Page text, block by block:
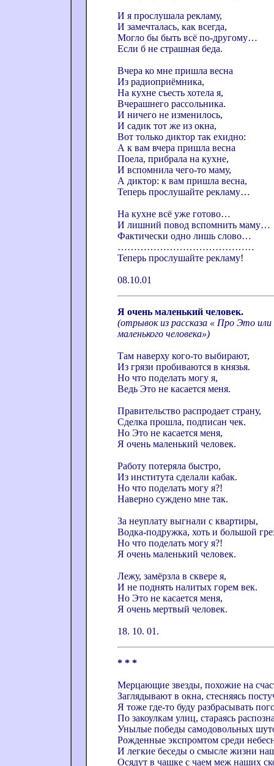
И я прослушала рекламу,
И замечталась, как всегда,
Могло бы быть всё по-другому…
Если б не страшная беда.
Вчера ко мне пришла весна
Из радиоприёмника,
На кухне съесть хотела я,
Вчерашнего рассольника.
И ничего не изменилось,
И садик тот же из окна,
Вот только диктор так ехидно:
А к вам вчера пришла весна
Поела, прибрала на кухне,
И вспомнила чего-то маму,
А диктор: к вам пришла весна,
Теперь прослушайте рекламу…
На кухне всё уже готово…
И лишний повод вспомнить маму…
Фактически одно лишь слово…
……………………………………
Теперь прослушайте рекламу!
08.10.01
Я очень маленький человек.
(отрывок из рассказа « Про Это
маленького человека»)
Там наверху кого-то выбирают,
Из грязи пробиваются в князья.
Но что поделать могу я,
Ведь Это не касается меня.
Правительство распродает страну,
Сделка прошла, подписан чек.
Но Это не касается меня,
Я очень маленький человек.
Работу потеряла быстро,
Из института сделали кабак.
Но что поделать могу я?!
Наверно суждено мне так.
За неуплату выгнали с квартиры,
Водка-подружка, хоть и большой
Но что поделать могу я?!
Я очень маленький человек.
Лежу, замёрзла в сквере я,
И не поднять налитых горем век.
Но Это не касается меня,
Я очень мертвый человек.
18. 10. 01.
* * *
Мерцающие звезды, похожие на
Заглядывают в окна, стесняясь
Я тоже где-то буду разбрасывать
По закоулкам улиц, стараясь
Унылые победы самодовольных
Рожденные экспромтом среди
И легкие беседы о смысле жизни
Осядут в чашке с чаем меж наших